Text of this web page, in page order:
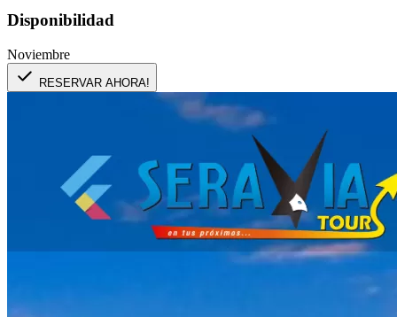
Disponibilidad
Noviembre
RESERVAR AHORA!